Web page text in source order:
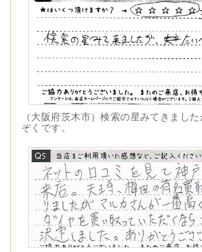
（大阪府茨木市）検索の星みてきまし
ぞくです。